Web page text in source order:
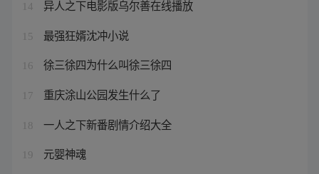
14 异人之下电影版乌尔善在线播放
15 最强狂婿沈冲小说
16 徐三徐四为什么叫徐三徐四
17 重庆涂山公园发生什么了
18 一人之下新番剧情介绍大全
19 元婴神魂